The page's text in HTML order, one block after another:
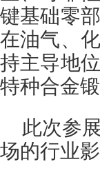
键基础零
在油气、
持主导地
特种合金
此次参
场的行业